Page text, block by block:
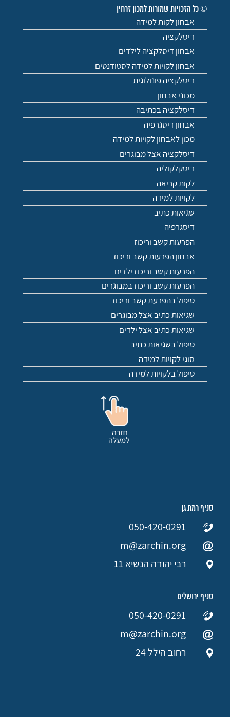
© כל הזכויות שמורות למכון זרחין
אבחון לקות למידה
דיסלקציה
אבחון דיסלקציה לילדים
אבחון לקויות למידה לסטודנטים
דיסלקציה פונולוגית
מכוני אבחון
דיסלקציה בכתיבה
אבחון דיסגרפיה
מכון לאבחון לקויות למידה
דיסלקציה אצל מבוגרים
דיסקלקוליה
לקות קריאה
לקויות למידה
שגיאות כתיב
דיסגרפיה
הפרעות קשב וריכוז
אבחון הפרעות קשב וריכוז
הפרעות קשב וריכוז ילדים
הפרעות קשב וריכוז במבוגרים
טיפול בהפרעת קשב וריכוז
שגיאות כתיב אצל מבוגרים
שגיאות כתיב אצל ילדים
טיפול בשגיאות כתיב
סוגי לקויות למידה
טיפול בלקויות למידה
סניף רמת גן
050-420-0291
m@zarchin.org
רבי יהודה הנשיא 11
סניף ירושלים
050-420-0291
m@zarchin.org
רחוב הילל 24